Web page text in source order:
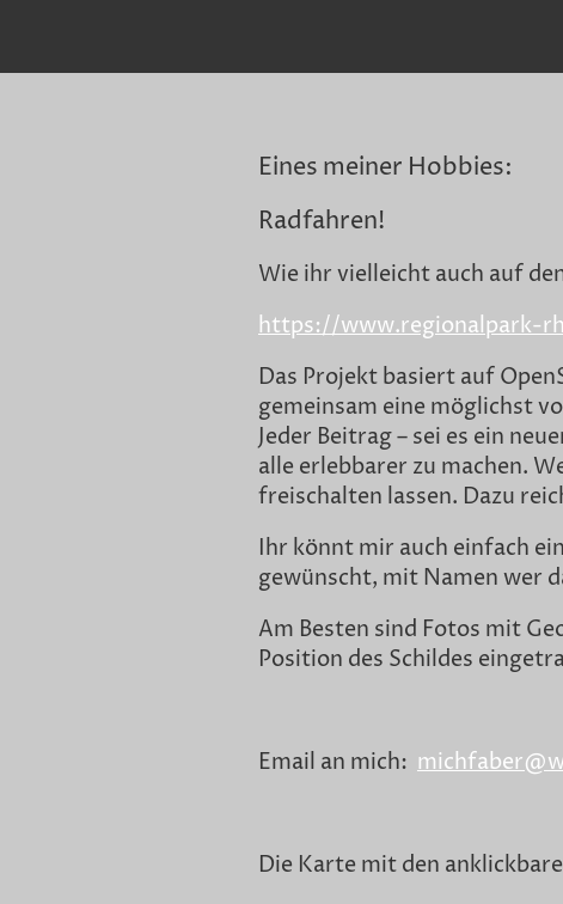
Eines meiner Hobbies:
Radfahren!
Wie ihr vielleicht auch auf
https://www.regionalpark-
Das Projekt basiert auf
gemeinsam eine möglichst
Jeder Beitrag – sei es ein
alle erlebbarer zu machen.
freischalten lassen. Dazu
Ihr könnt mir auch einfach
gewünscht, mit Namen wer
Am Besten sind Fotos mit
Position des Schildes
Email an mich:
Die Karte mit den